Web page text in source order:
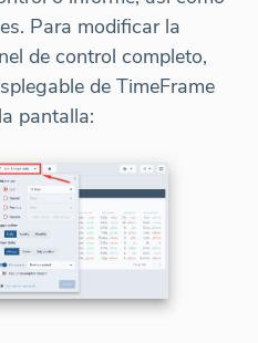
Para modificar la
de control completo,
de TimeFrame
pantalla: